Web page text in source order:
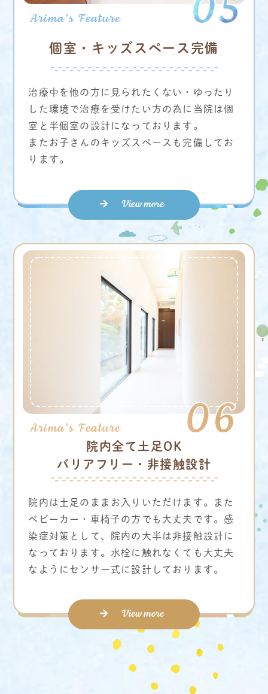
個室・キッズスペース完備
治療中を他の方に見られたくない・ゆったり
した環境で治療を受けたい方の為に当院は個
室と半個室の設計になっております。
またお子さんのキッズスペースも完備してお
ります。
View more
院内全て土足OK
バリアフリー・非接触設計
院内は土足のままお入りいただけます。また
ベビーカー・車椅子の方でも大丈夫です。感
染症対策として、院内の大半は非接触設計に
なっております。水栓に触れなくても大丈夫
なようにセンサー式に設計しております。
View more